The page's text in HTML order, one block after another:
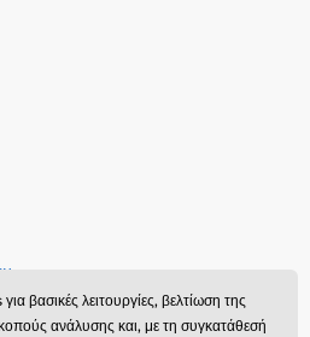
βασικές λειτουργίες, βελτίωση της
ανάλυσης και, με τη συγκατάθεσή